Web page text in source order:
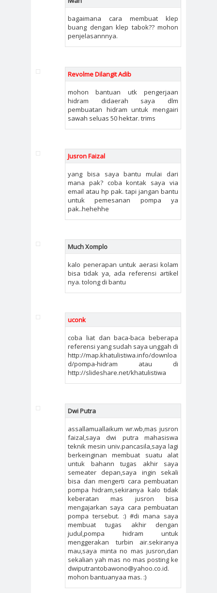
bagaimana cara membuat klep
buang dengan klep tabok?? mohon
penjelasannnya.
Revolme Dilangit Adib
mohon bantuan utk pengerjaan
hidram didaerah saya dlm
pembuatan hidram untuk mengairi
sawah seluas 50 hektar. trims
Jusron Faizal
yang bisa saya bantu mulai dari
mana pak? coba kontak saya via
email atau hp pak. tapi jangan bantu
untuk pemesanan pompa ya
pak..hehehhe
Much Xomplo
kalo penerapan untuk aerasi kolam
bisa tidak ya, ada referensi artikel
nya. tolong di bantu
uconk
coba liat dan baca-baca beberapa
referensi yang sudah saya unggah di
http://map.khatulistiwa.info/downloa
d/pompa-hidram atau di
http://slideshare.net/khatulistiwa
Dwi Putra
assallamuallaikum wr.wb,mas jusron
faizal,saya dwi putra mahasiswa
teknik mesin univ.pancasila,saya lagi
berkeinginan membuat suatu alat
untuk bahann tugas akhir saya
semeater depan,saya ingin sekali
bisa dan mengerti cara pembuatan
pompa hidram,sekiranya kalo tidak
keberatan mas jusron bisa
mengajarkan saya cara pembuatan
pompa tersebut. :) #di mana saya
membuat tugas akhir dengan
judul,pompa hidram untuk
menggerakan turbin air.sekiranya
mau,saya minta no mas jusron,dan
sekalian yah mas no mas posting ke
dwiputrantobawono@yahoo.co.id.
mohon bantuanyaa mas. :)